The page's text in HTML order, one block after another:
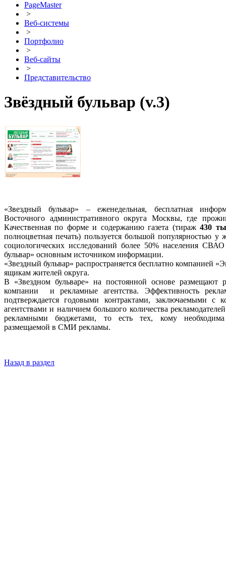
PageMaster
>
Веб-системы
>
Портфолио
>
Веб-сайты
>
Представительство
Звёздный бульвар (v.3)
«Звездный бульвар» – еженедельная, бесплатная
Восточного административного округа Москвы, где
Качественная по форме и содержанию газета (тираж430
полноцветная печать) пользуется большой
социологических исследований более 50% населения СВАО
бульвар» основным источником информации.
«Звездный бульвар» распространяется бесплатно компанией
ящикам жителей округа.
В «Звездном бульваре» на постоянной основе размещают
компании и рекламные агентства. Эффективность
подтверждается годовыми контрактами, заключаемыми с
агентствами и наличием большого количества
рекламными бюджетами, то есть тех, кому необходима
размещаемой в СМИ рекламы.
Назад в раздел